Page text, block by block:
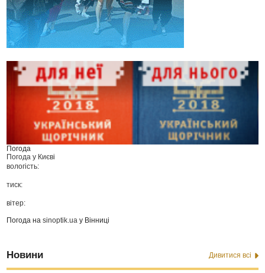
Погода
Погода у Києві
вологість:
тиск:
вітер:
Погода наsinoptik.ua у Вінниці
Новини Дивитися всі